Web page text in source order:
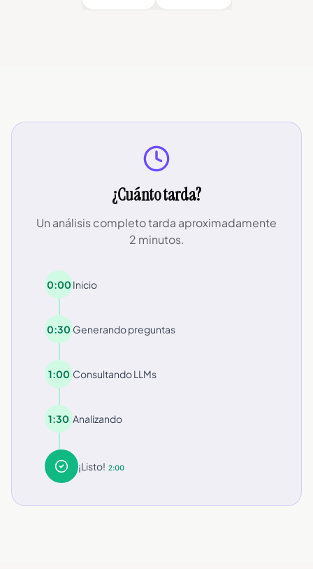
¿Cuánto tarda?
Un análisis completo tarda aproximadamente
2 minutos.
0:00 Inicio
0:30 Generando preguntas
1:00 Consultando LLMs
1:30 Analizando
¡Listo! 2:00